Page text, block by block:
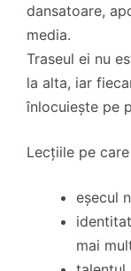
dansatoare,
media.
Traseul ei nu
la alta, iar
înlocuiește pe
Lecțiile pe
eșecul
mai